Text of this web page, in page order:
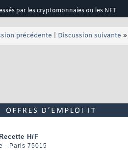
par les cryptomonnaies ou les NFT
précédente Discussion suivante »
H/F
- Paris 75015